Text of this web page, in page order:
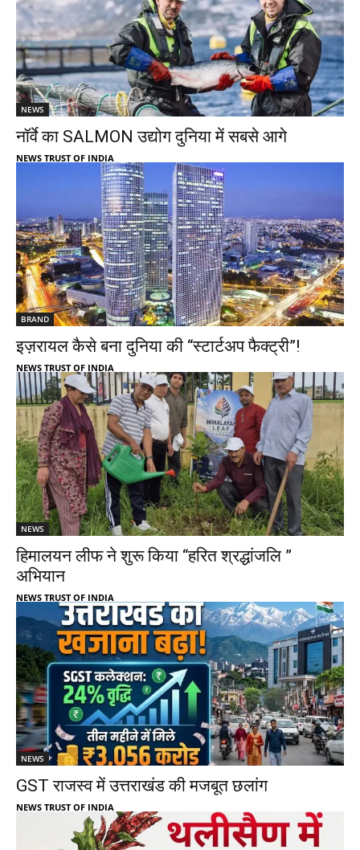
NEWS
नॉर्वे का SALMON उद्योग दुनिया में सबसे आगे
NEWS TRUST OF INDIA
BRAND
इज़रायल कैसे बना दुनिया की “स्टार्टअप फैक्ट्री”!
NEWS TRUST OF INDIA
NEWS
हिमालयन लीफ ने शुरू किया “हरित श्रद्धांजलि ”
अभियान
NEWS TRUST OF INDIA
NEWS
GST राजस्व में उत्तराखंड की मजबूत छलांग
NEWS TRUST OF INDIA